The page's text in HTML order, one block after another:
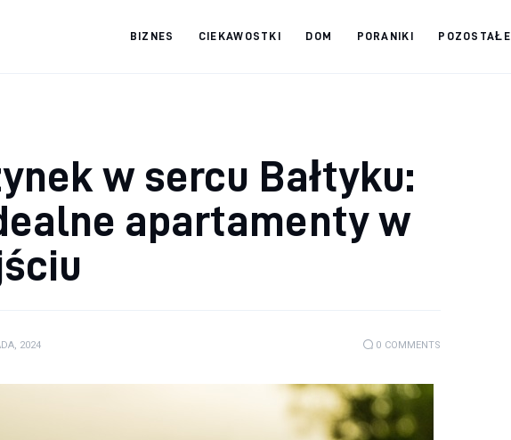
BIZNES CIEKAWOSTKI DOM PORANIKI POZOSTAŁE
w sercu Bałtyku:
apartamenty w
2024 0 COMMENTS